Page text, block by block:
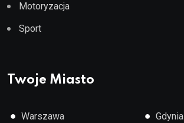
Motoryzacja
Sport
Twoje Miasto
● Warszawa ● Gdynia